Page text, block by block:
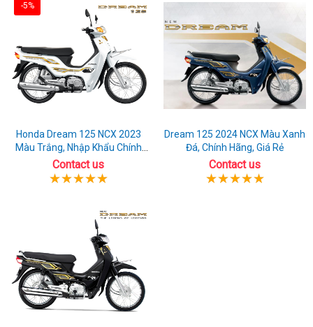
-5%
Honda Dream 125 NCX 2023
Màu Trắng, Nhập Khẩu Chính
Hãng
Contact us
Dream 125 2024 NCX Màu Xanh
Đá, Chính Hãng, Giá Rẻ
Contact us